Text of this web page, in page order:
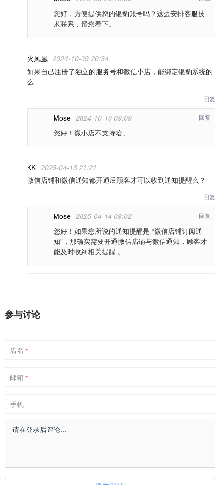
您好，方便提供您的银豹账号吗？这边安排客服技
术联系，帮您看下。
火凤凰 2024-10-09 20:34
如果自己注册了独立的服务号和微信小店，能绑定银豹系统的
么
回复
Mose 2024-10-10 09:09
您好！微小店不支持哈。
回复
KK 2025-04-13 21:21
微信店铺和微信通知都开通后顾客才可以收到通知提醒么？
回复
Mose 2025-04-14 09:02
您好！如果您所说的通知提醒是 “微信店铺订阅通
知”，那确实需要开通微信店铺与微信通知，顾客才
能及时收到相关提醒 。
回复
参与讨论
店名 *
邮箱 *
手机